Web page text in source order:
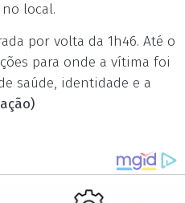
local.
por volta da 1h46. Até o
para onde a vítima foi
saúde, identidade e a